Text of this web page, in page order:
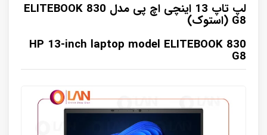
لپ تاپ 13 اینچی اچ پی مدل ELITEBOOK 830
G8 (استوک)
HP 13-inch laptop model ELITEBOOK 830
G8